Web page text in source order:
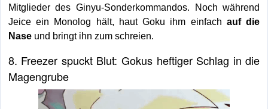
Mitglieder des Ginyu-Sonderkommandos. Noch während
Jeice ein Monolog hält, haut Goku ihm einfach auf die
Naseund bringt ihn zum schreien.
8. Freezer spuckt Blut: Gokus heftiger Schlag in die
Magengrube